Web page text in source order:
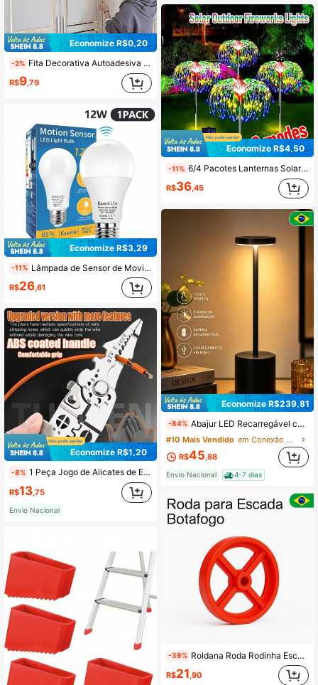
Economize R$0,20
-2% Fita Decorativa Autoadesiva Flexível, Moldura de Espelho de Metal Descolável e Colável, Fita Decorativa de Metal PVC, Adequada para Paredes, Carros, Espelhos, Portas, Armários, Decoração Doméstica
R$9,79
Economize R$3,29
-11% Lâmpada de Sensor de Movimento Kasotile de 12W, Acende/Apaga Automaticamente do Crepúsculo ao Amanhecer, Base E26, Equivalente a 100W Incandescente, 1000 Lúmens, 6000K Branco Frio/3000K Branco Quente, Adequada para Varanda, Garagem, Corredor, Escada, Certificada UL, Garantia de 3 Anos (1 Lâmpada por Pacote)
R$26 ,61
Economize R$1,20
-8% 1 Peça Jogo de Alicates de Eletricista de Grau Industrial com 21,59cm, Incluindo Luvas de Trabalho Anti-Corte, Descascador de Cabo Multifuncional, Cortador e Descascador de Fio de Aço Inoxidável para Fiação, Corte, Descascamento, Crimpagem, Preensão, Torção, Alavancagem, Estrutura Metálica
R$13 ,75
Envio Nacional
Economize R$4,50
-11% 6/4 Pacotes Lanternas Solares de Fogos de Artifício, 240/360/480 LED, 8 Modos de Iluminação, Resistente à Água, Controle por Botão, Montagem Semiflush, Não Destacável, ≤36V, Bateria de Lítio, Para Jardim, Quintal, Caminho, Decoração de Gramado
R$36,45
Economize R$239,81
-84% Abajur LED Recarregável com Controle por Toque – Design Moderno Minimalista, Sem Fio e Portátil, Alimentação USB, Iluminação Decorativa para Cabeceira de Quarto e Iluminação Ambiente para Sala e Escritório (Preto)
#10 Mais Vendido
em Conexão USB ou outra conexão de alimentação CC
R$45 ,88
Envio Nacional 4-7 dias
-39% Roldana Roda Rodinha Escada Extensiva Alumínio 1 Un. sem parafuso e bucha
R$21 ,90